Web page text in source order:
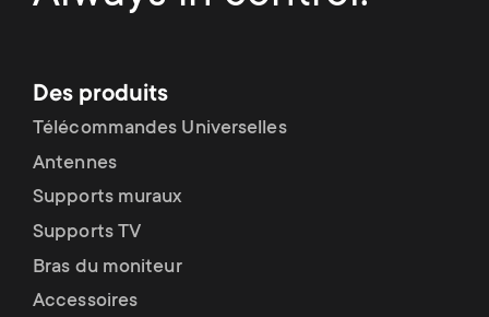
Des produits
Télécommandes Universelles
Antennes
Supports muraux
Supports TV
Bras du moniteur
Accessoires